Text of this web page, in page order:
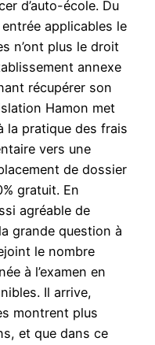
d’auto-école. Du
applicables le
n’ont plus le droit
annexe
récupérer son
Hamon met
la pratique des frais
vers une
de dossier
gratuit. En
agréable de
grande question à
le nombre
à l’examen en
Il arrive,
montrent plus
et que dans ce